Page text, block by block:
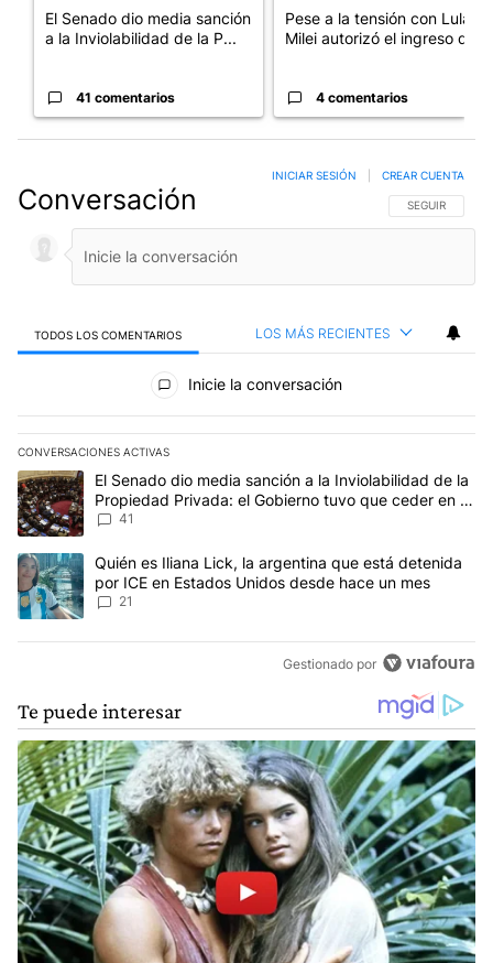
El Senado dio media sanción
a la Inviolabilidad de la P...
41 comentarios
Pese a la tensión con Lula,
Milei autorizó el ingreso d...
4 comentarios
Conversación SIGA ESTA
SEGUIR
INICIAR SESIÓN CREAR CUENTA
TODOS LOS COMENTARIOS LOS MÁS RECIENTES
Todos los comentarios
Inicie la conversación
CONVERSACIONES ACTIVAS
Este listado muestra los artículos con más comentarios en los
Un artículo de tendencia con el título "El Senado dio media
El Senado dio media sanción a la Inviolabilidad de la
Propiedad Privada: el Gobierno tuvo que ceder en la
Ley del Manejo del Fuego
41
Un artículo de tendencia con el título "Quién es Iliana Lick, la
Quién es Iliana Lick, la argentina que está detenida
por ICE en Estados Unidos desde hace un mes
21
Gestionado por